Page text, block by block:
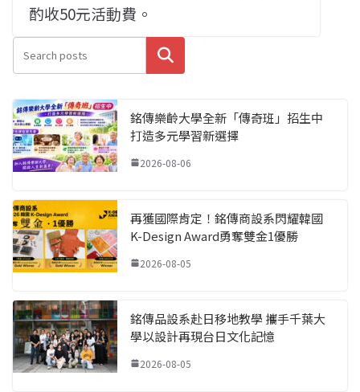
酌收50元活動費。
搜尋
銘傳樂齡大學全新「傳奇班」招生中
打造多元學習新選擇
2026-08-06
再獲國際肯定！銘傳商設系閃耀韓國
K-Design Award勇奪雙金1優勝
2026-08-05
銘傳品設系赴日移地教學 攜手千葉大
學以設計再現台日文化記憶
2026-08-05